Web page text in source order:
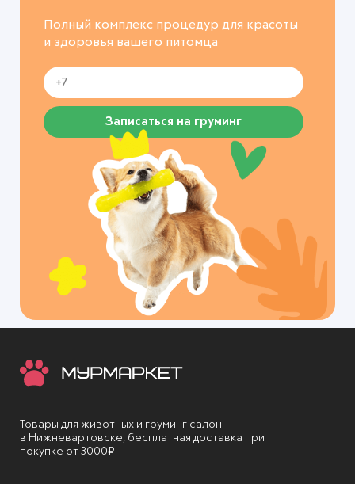
Полный комплекс процедур для красоты
и здоровья вашего питомца
Записаться на груминг
Товары для животных и груминг салон
в Нижневартовске, бесплатная доставка при
покупке от 3000₽